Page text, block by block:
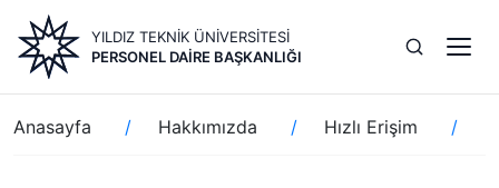
içeriğe
atla
YILDIZ TEKNİK ÜNİVERSİTESİ
PERSONEL DAIRE BAŞKANLIĞI
Sayfa
yolu
Anasayfa Hakkımızda Hızlı Erişim